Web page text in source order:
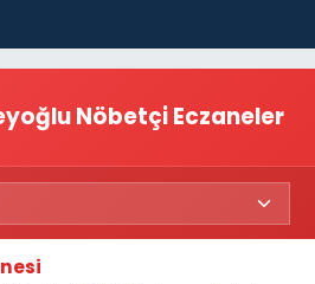
Nöbetçi Eczaneler